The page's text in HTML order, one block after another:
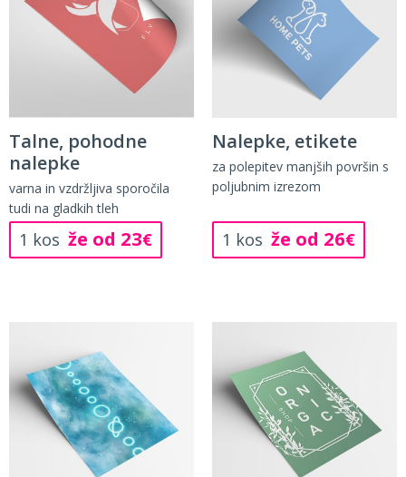
Talne, pohodne
nalepke
varna in vzdržljiva sporočila
tudi na gladkih tleh
1 kos že od 23€
Nalepke, etikete
za polepitev manjših površin s
poljubnim izrezom
1 kos že od 26€